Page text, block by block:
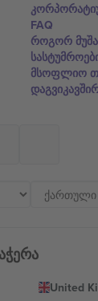
FAQ
როგორ
მსოფლიო
United